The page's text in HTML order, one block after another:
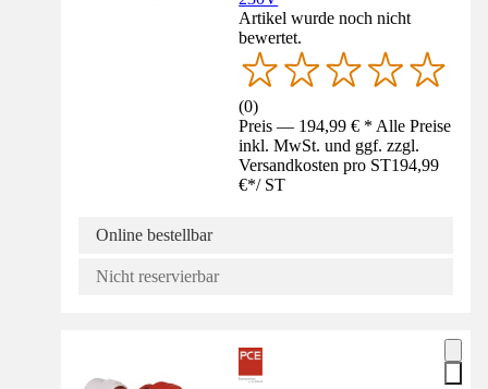
Artikel wurde noch nicht
bewertet.
(0)
Preis — 194,99 € * Alle Preise
inkl. MwSt. und ggf. zzgl.
Versandkosten pro ST194,99
€*/ ST
Online bestellbar
Nicht reservierbar